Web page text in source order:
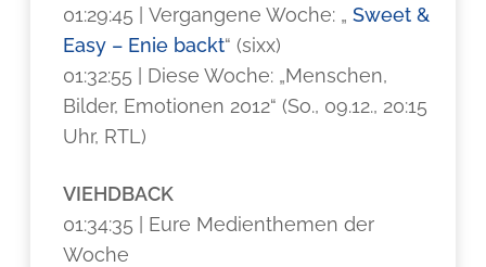
01:29:45 | Vergangene Woche: „Sweet &
Easy – Enie backt“ (sixx)
01:32:55 | Diese Woche: „Menschen,
Bilder, Emotionen 2012“ (So., 09.12., 20:15
Uhr, RTL)
VIEHDBACK
01:34:35 | Eure Medienthemen der
Woche